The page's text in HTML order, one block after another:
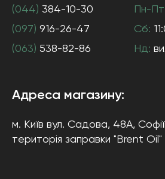
(044) 384-10-30
(097) 916-26-47
(063) 538-82-86
Пн-
Сб:
Нд:
Адреса магазину:
м. Київ вул. Садова, 48А,
територія заправки "Brent Oil"